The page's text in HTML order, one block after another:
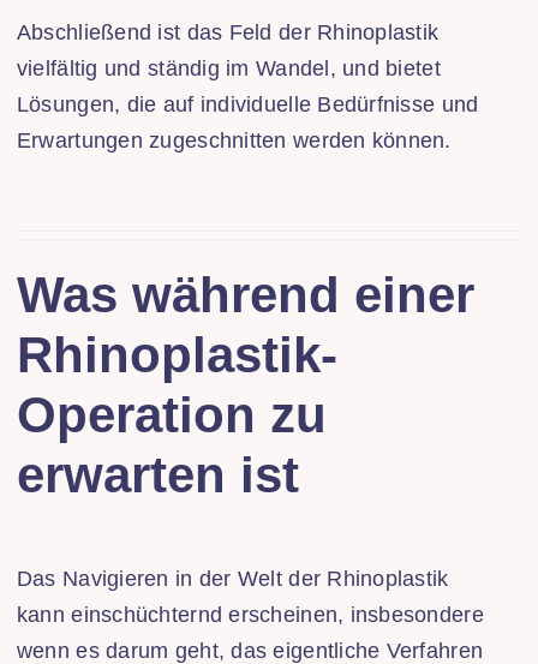
Abschließend ist das Feld der Rhinoplastik
vielfältig und ständig im Wandel, und bietet
Lösungen, die auf individuelle Bedürfnisse und
Erwartungen zugeschnitten werden können.
Was während einer
Rhinoplastik-
Operation zu
erwarten ist
Das Navigieren in der Welt der Rhinoplastik
kann einschüchternd erscheinen, insbesondere
wenn es darum geht, das eigentliche Verfahren